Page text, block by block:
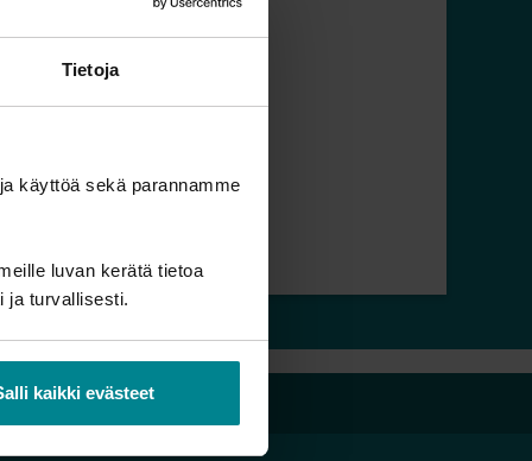
Tietoja
käyttöä sekä parannamme
luvan kerätä tietoa
ja turvallisesti.
kaikki evästeet
Aarrekartta